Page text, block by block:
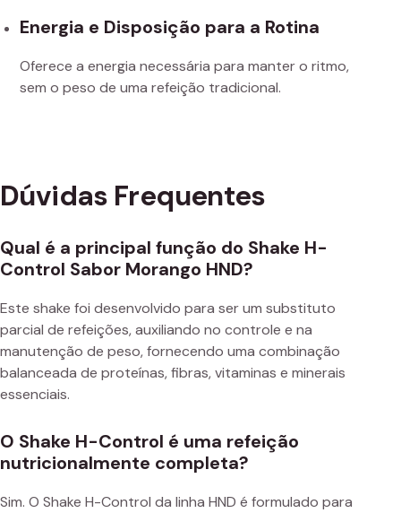
Energia e Disposição para a Rotina
Oferece a energia necessária para manter o ritmo,
sem o peso de uma refeição tradicional.
Dúvidas Frequentes
Qual é a principal função do Shake H-
Control Sabor Morango HND?
Este shake foi desenvolvido para ser um substituto
parcial de refeições, auxiliando no controle e na
manutenção de peso, fornecendo uma combinação
balanceada de proteínas, fibras, vitaminas e minerais
essenciais.
O Shake H-Control é uma refeição
nutricionalmente completa?
Sim. O Shake H-Control da linha HND é formulado para